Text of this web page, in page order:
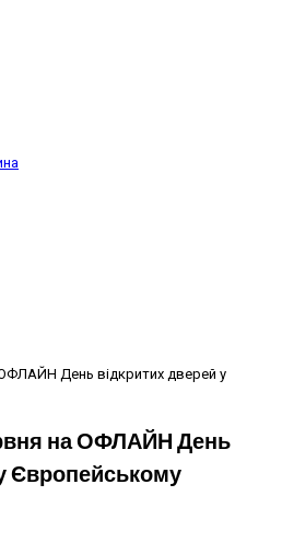
на ОФЛАЙН День
Європейському